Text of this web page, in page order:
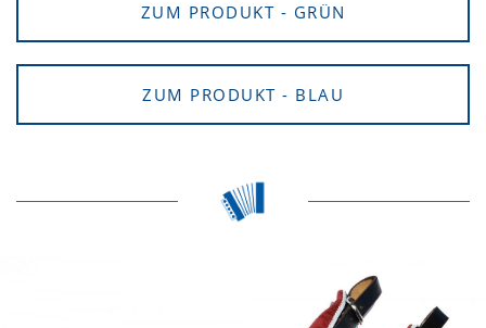
ZUM PRODUKT - GRÜN
ZUM PRODUKT - BLAU